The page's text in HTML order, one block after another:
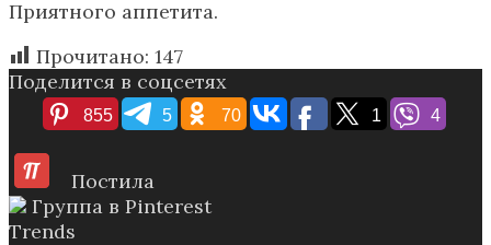
Приятного аппетита.
Прочитано: 147
Поделится в соцсетях
855 5 70 1 4
Постила
Группа в Pinterest
Trends